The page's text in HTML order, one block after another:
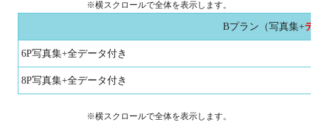
※横スクロールで全体を表示します。
Bプラン（写真集+デ
6P写真集+全データ付き
8P写真集+全データ付き
※横スクロールで全体を表示します。